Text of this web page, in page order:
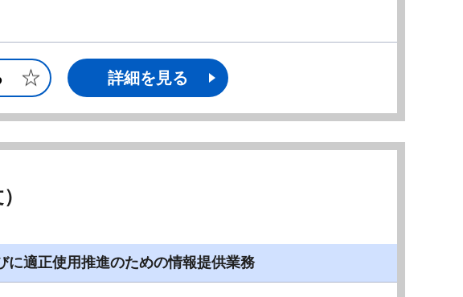
詳細を見る
に適正使用推進のための情報提供業務